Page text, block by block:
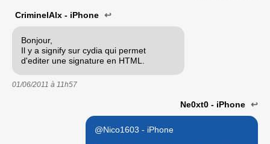
CriminelAlx - iPhone ↩
Bonjour,
Il y a signify sur cydia qui permet
d'editer une signature en HTML.
01/06/2011 à 11h57
Ne0xt0 - iPhone ↩
@Nico1603 - iPhone